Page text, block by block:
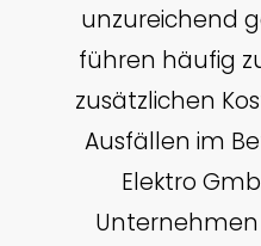
unzureichend
führen häufig
zusätzlichen
Ausfällen im
Elektro